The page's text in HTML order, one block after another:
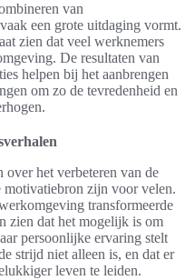
van
een grote uitdaging vormt.
zien dat veel werknemers
De resultaten van
helpen bij het aanbrengen
om zo de tevredenheid en
het verbeteren van de
zijn voor velen.
transformeerde
zien dat het mogelijk is om
persoonlijke ervaring stelt
strijd niet alleen is, en dat er
leven te leiden.